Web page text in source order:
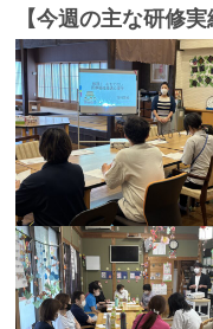
【今週の主な研修